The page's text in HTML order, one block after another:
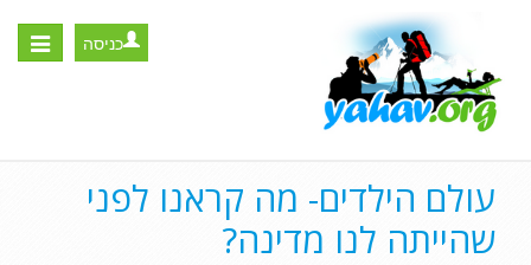
Toggle
כניסה
עולם הילדים- מה קראנו לפני
שהייתה לנו מדינה?